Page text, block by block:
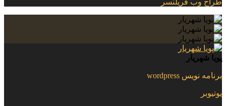
طراح وب فریلنسر
پویا شهریار
برنامه نویس wordpress
یوتیوبر